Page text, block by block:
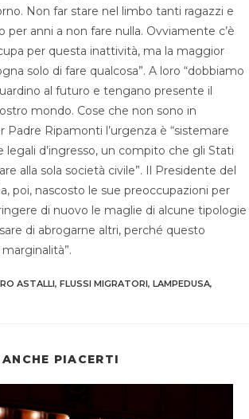
Non far stare nel limbo tanti ragazzi e
per anni a non fare nulla. Ovviamente c’è
per questa inattività, ma la maggior
solo di fare qualcosa”. A loro “dobbiamo
al futuro e tengano presente il
mondo. Cose che non sono in
Padre Ripamonti l’urgenza è “sistemare
legali d’ingresso, un compito che gli Stati
alla sola società civile”. Il Presidente del
poi, nascosto le sue preoccupazioni per
di nuovo le maglie di alcune tipologie
di abrogarne altri, perché questo
ASTALLI, FLUSSI MIGRATORI, LAMPEDUSA,
PIACERTI